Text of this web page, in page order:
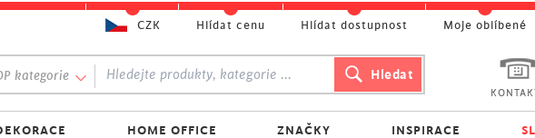
kategorie
HOME OFFICE ZNAČKY INSPIRACE
CZK Hlídat cenu Hlídat dostupnost Moje oblíbené